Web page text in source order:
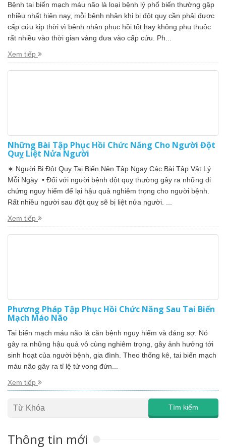
Bệnh tai biến mạch máu não là loại bệnh lý phổ biến thường gặp
nhiều nhất hiện nay, mỗi bệnh nhân khi bị đột quỵ cần phải được
cấp cứu kịp thời vì bệnh nhân phục hồi tốt hay không phụ thuộc
rất nhiều vào thời gian vàng đưa vào cấp cứu. Ph...
Xem tiếp
Những Bài Tập Phục Hồi Chức Năng Cho Người Đột
Quỵ Liệt Nửa Người
∗ Người Bị Đột Qụy Tai Biến Nên Tập Ngay Các Bài Tập Vật Lý
Mỗi Ngày • Đối với người bệnh đột quỵ thường gây ra những di
chứng nguy hiểm để lại hậu quả nghiêm trọng cho người bệnh.
Rất nhiều người sau đột quỵ sẽ bị liệt nửa người. ...
Xem tiếp
Phương Pháp Tập Phục Hồi Chức Năng Sau Tai Biến
Mạch Máo Não
Tai biến mạch máu não là căn bệnh nguy hiểm và đáng sợ. Nó
gây ra những hậu quả vô cùng nghiêm trọng, gây ảnh hưởng tới
sinh hoạt của người bệnh, gia đình. Theo thống kê, tai biến mạch
máu não gây ra tỉ lệ tử vong đứn...
Xem tiếp
Thông tin mới